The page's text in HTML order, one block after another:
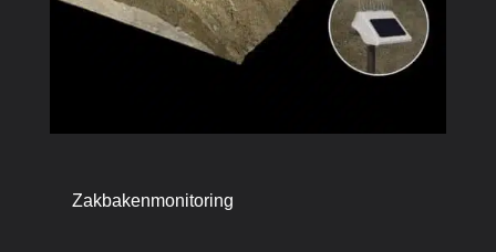
Zakbakenmonitoring